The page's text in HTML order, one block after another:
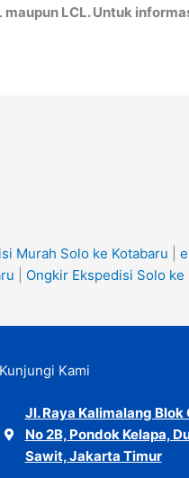
maupun LCL. Untuk
Murah Solo ke Kotabaru
Ongkir Ekspedisi Solo ke
Kunjungi Kami
Jl. Raya Kalimalang Blok
No 2B, Pondok Kelapa,
Sawit, Jakarta Timur